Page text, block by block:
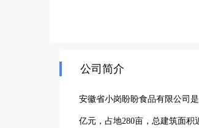
公司简介
安徽省小岗盼盼食品有限公司
亿元，占地280亩，总建筑面